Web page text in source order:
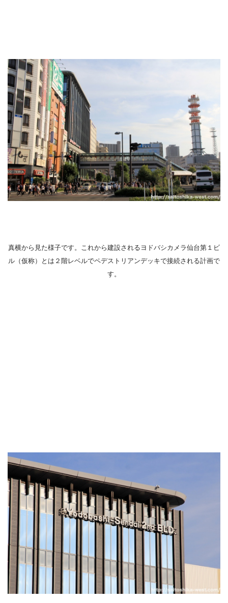
真横から見た様子です。これから建設されるヨドバシカメラ仙台第１ビ
ル（仮称）とは２階レベルでペデストリアンデッキで接続される計画で
す。